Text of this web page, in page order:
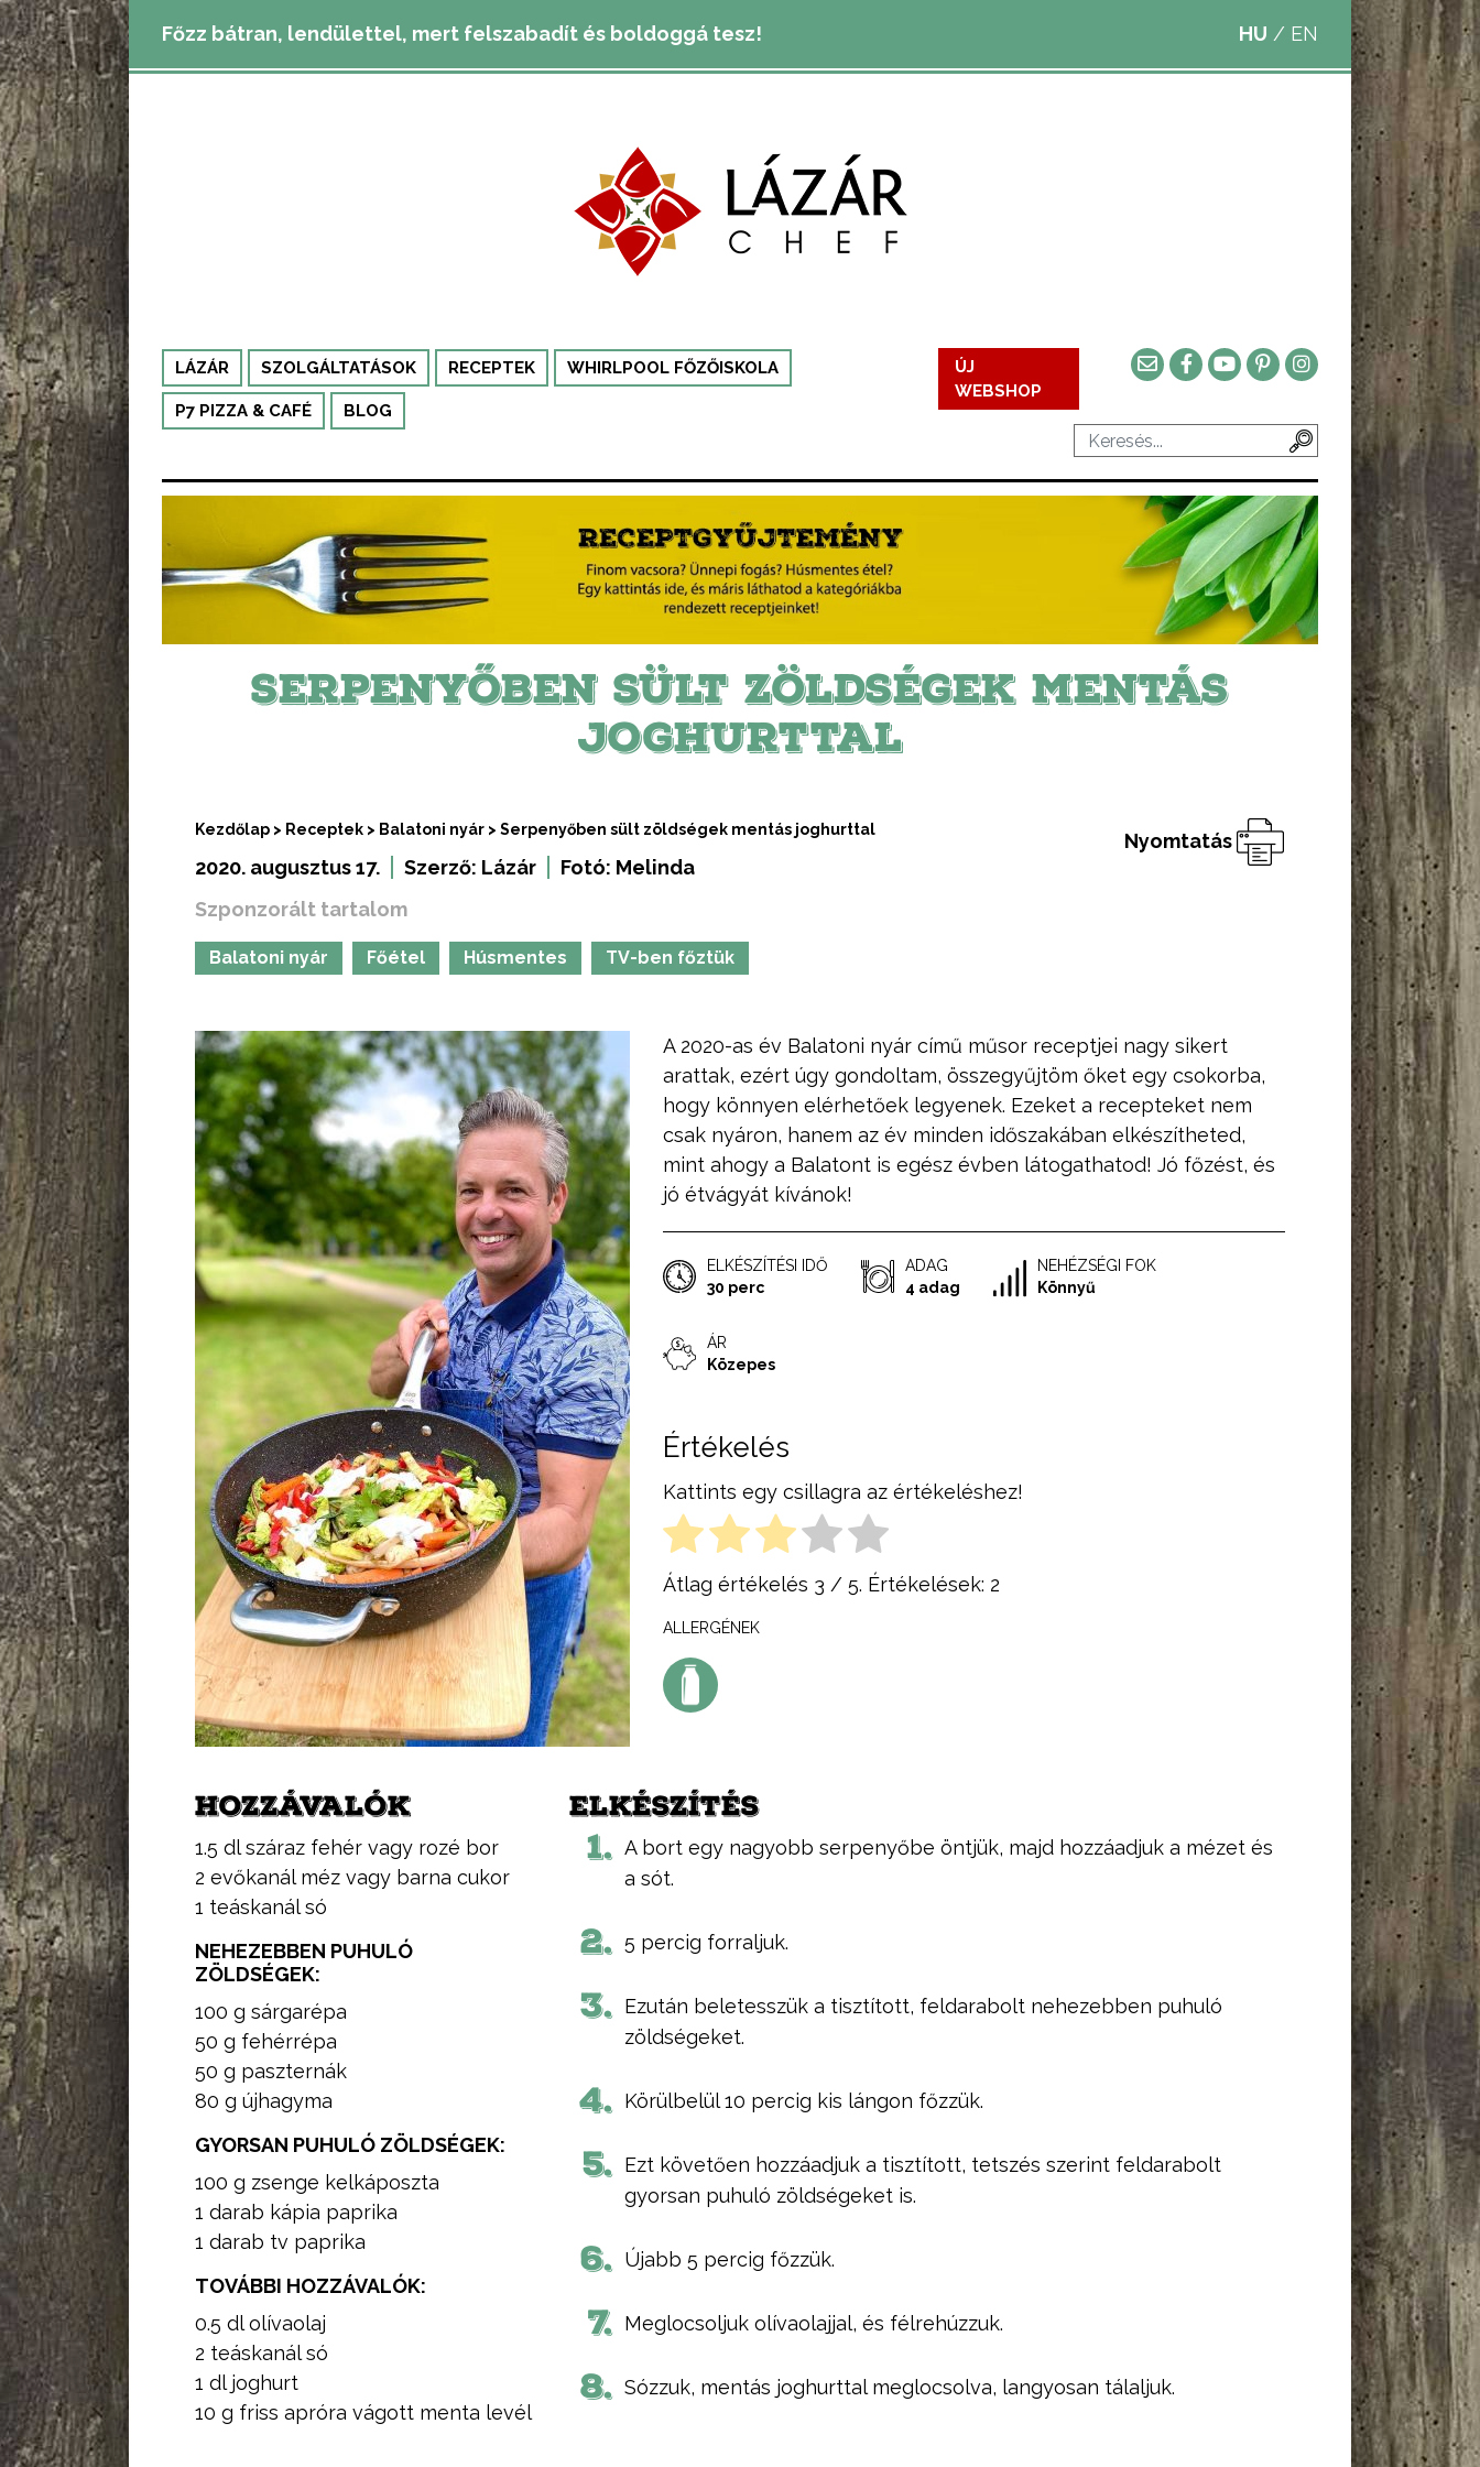
Főzz bátran, lendülettel, mert felszabadít és boldoggá tesz! HU / EN
LÁZÁR SZOLGÁLTATÁSOK RECEPTEK WHIRLPOOL FŐZŐISKOLA
P7 PIZZA & CAFÉ BLOG
ÚJ
WEBSHOP
SERPENYŐBEN SÜLT ZÖLDSÉGEK MENTÁS
JOGHURTTAL
Kezdőlap > Receptek > Balatoni nyár > Serpenyőben sült zöldségek mentás joghurttal
2020. augusztus 17. Szerző: Lázár Fotó: Melinda
Szponzorált tartalom
Balatoni nyár Főétel Húsmentes TV-ben főztük
Nyomtatás
A 2020-as év Balatoni nyár című műsor receptjei nagy sikert
arattak, ezért úgy gondoltam, összegyűjtöm őket egy csokorba,
hogy könnyen elérhetőek legyenek. Ezeket a recepteket nem
csak nyáron, hanem az év minden időszakában elkészítheted,
mint ahogy a Balatont is egész évben látogathatod! Jó főzést, és
jó étvágyát kívánok!
ELKÉSZÍTÉSI IDŐ
30 perc
ADAG
4 adag
NEHÉZSÉGI FOK
Könnyű
ÁR
Közepes
Értékelés
Kattints egy csillagra az értékeléshez!
Átlag értékelés 3 / 5. Értékelések: 2
ALLERGÉNEK
HOZZÁVALÓK
1.5 dl száraz fehér vagy rozé bor
2 evőkanál méz vagy barna cukor
1 teáskanál só
NEHEZEBBEN PUHULÓ
ZÖLDSÉGEK:
100 g sárgarépa
50 g fehérrépa
50 g paszternák
80 g újhagyma
GYORSAN PUHULÓ ZÖLDSÉGEK:
100 g zsenge kelkáposzta
1 darab kápia paprika
1 darab tv paprika
TOVÁBBI HOZZÁVALÓK:
0.5 dl olívaolaj
2 teáskanál só
1 dl joghurt
10 g friss apróra vágott menta levél
ELKÉSZÍTÉS
1. A bort egy nagyobb serpenyőbe öntjük, majd hozzáadjuk a mézet és
a sót.
2. 5 percig forraljuk.
3. Ezután beletesszük a tisztított, feldarabolt nehezebben puhuló
zöldségeket.
4. Körülbelül 10 percig kis lángon főzzük.
5. Ezt követően hozzáadjuk a tisztított, tetszés szerint feldarabolt
gyorsan puhuló zöldségeket is.
6. Újabb 5 percig főzzük.
7. Meglocsoljuk olívaolajjal, és félrehúzzuk.
8. Sózzuk, mentás joghurttal meglocsolva, langyosan tálaljuk.